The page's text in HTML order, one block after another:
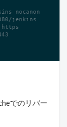
nocanon
jenkins
https
でのリバー